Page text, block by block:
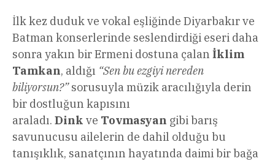
İlk kez duduk ve vokal eşliğinde Diyarbakır ve
Batman konserlerinde seslendirdiği eseri daha
sonra yakın bir Ermeni dostuna çalan İklim
Tamkan, aldığı “Sen bu ezgiyi nereden
biliyorsun?”sorusuyla müzik aracılığıyla derin
bir dostluğun kapısını
araladı. Dink ve Tovmasyan gibi barış
savunucusu ailelerin de dahil olduğu bu
tanışıklık, sanatçının hayatında daimi bir bağa